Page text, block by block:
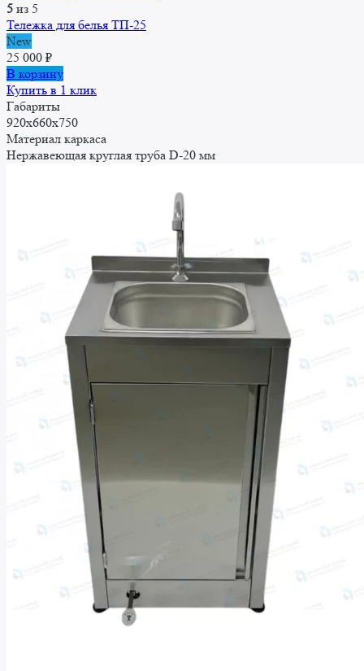
5 из 5
Тележка для белья ТП-25
New
25 000 ₽
В корзину
Купить в 1 клик
Габариты
920x660x750
Материал каркаса
Нержавеющая круглая труба D-20 мм